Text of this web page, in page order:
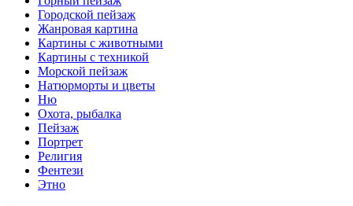
Городской пейзаж
Жанровая картина
Картины с животными
Картины с техникой
Морской пейзаж
Натюрморты и цветы
Ню
Охота, рыбалка
Пейзаж
Портрет
Религия
Фентези
Этно